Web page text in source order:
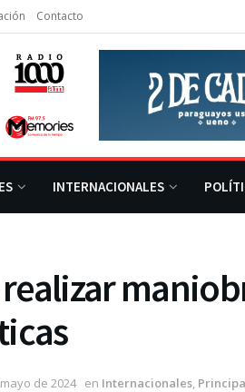
Contacto
INTERNACIONALES
de 2024 en Internacionales,